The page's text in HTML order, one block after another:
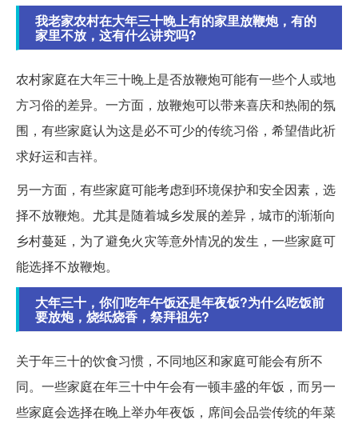
我老家农村在大年三十晚上有的家里放鞭炮，有的
家里不放，这有什么讲究吗?
农村家庭在大年三十晚上是否放鞭炮可能有一些个人或地
方习俗的差异。一方面，放鞭炮可以带来喜庆和热闹的氛
围，有些家庭认为这是必不可少的传统习俗，希望借此祈
求好运和吉祥。
另一方面，有些家庭可能考虑到环境保护和安全因素，选
择不放鞭炮。尤其是随着城乡发展的差异，城市的渐渐向
乡村蔓延，为了避免火灾等意外情况的发生，一些家庭可
能选择不放鞭炮。
大年三十，你们吃年午饭还是年夜饭?为什么吃饭前
要放炮，烧纸烧香，祭拜祖先?
关于年三十的饮食习惯，不同地区和家庭可能会有所不
同。一些家庭在年三十中午会有一顿丰盛的年饭，而另一
些家庭会选择在晚上举办年夜饭，席间会品尝传统的年菜